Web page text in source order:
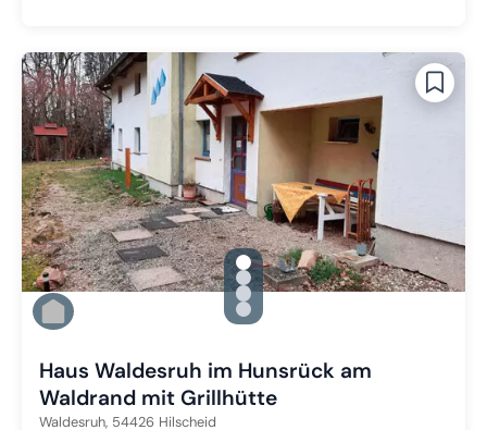
gallery.slide_selector
Zu Slide 1 wechseln
Zu Slide 2 wechseln
Zu Slide 3 wechseln
Zu Slide 4 wechseln
Haus Waldesruh im Hunsrück am
Waldrand mit Grillhütte
Waldesruh, 54426 Hilscheid